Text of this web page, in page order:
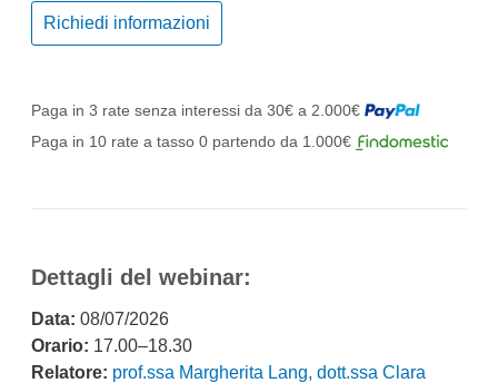
Richiedi informazioni
Paga in 3 rate senza interessi da 30€ a 2.000€
Paga in 10 rate a tasso 0 partendo da 1.000€
Dettagli del webinar:
Data: 08/07/2026
Orario: 17.00–18.30
Relatore: prof.ssa Margherita Lang, dott.ssa Clara